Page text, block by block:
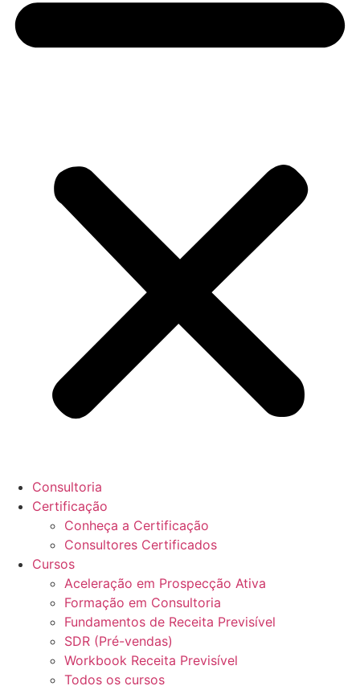
Consultoria
Certificação
Conheça a Certificação
Consultores Certificados
Cursos
Aceleração em Prospecção Ativa
Formação em Consultoria
Fundamentos de Receita Previsível
SDR (Pré-vendas)
Workbook Receita Previsível
Todos os cursos